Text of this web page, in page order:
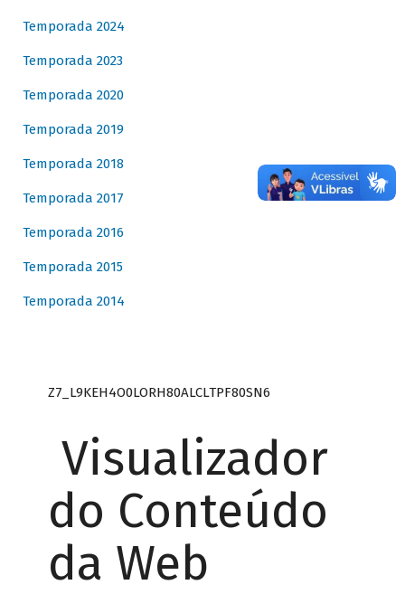
Temporada 2024
Temporada 2023
Temporada 2020
Temporada 2019
Temporada 2018
Temporada 2017
Temporada 2016
Temporada 2015
Temporada 2014
Z7_L9KEH4O0LORH80ALCLTPF80SN6
Visualizador
do Conteúdo
da Web